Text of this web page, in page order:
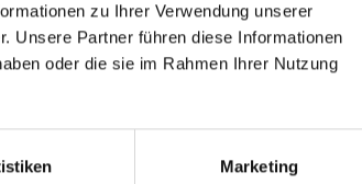
zu Ihrer Verwendung unserer
Unsere Partner führen diese Informationen
oder die sie im Rahmen Ihrer Nutzung
Marketing